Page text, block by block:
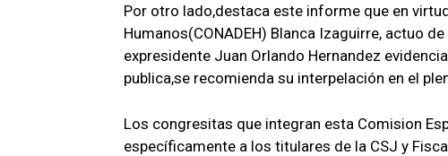
Por otro lado,destaca este informe que en
Humanos(CONADEH) Blanca Izaguirre, actuo
expresidente Juan Orlando Hernandez
publica,se recomienda su interpelación en el
Los congresitas que integran esta Comision
específicamente a los titulares de la CSJ y